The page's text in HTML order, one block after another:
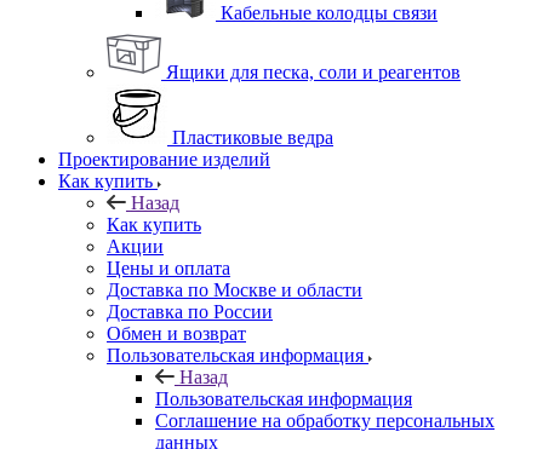
Кабельные колодцы связи
Ящики для песка, соли и реагентов
Пластиковые ведра
Проектирование изделий
Как купить
Назад
Как купить
Акции
Цены и оплата
Доставка по Москве и области
Доставка по России
Обмен и возврат
Пользовательская информация
Назад
Пользовательская информация
Соглашение на обработку персональных
данных